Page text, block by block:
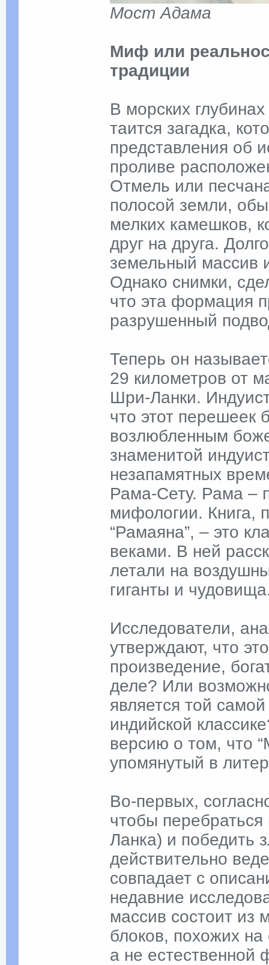
Мост Адама
Миф или
традиции
В морских
таится загадка,
представления об
проливе
Отмель или
полосой земли,
мелких камешков,
друг на друга.
земельный массив
Однако снимки,
что эта формация
разрушенный
Теперь он
29 километров от
Шри-Ланки.
что этот перешеек
возлюбленным
знаменитой
незапамятных
Рама-Сету. Рама –
мифологии. Книга,
“Рамаяна”, – это
веками. В ней
летали на
гиганты и
Исследователи,
утверждают, что
произведение,
деле? Или
является той
индийской
версию о том, что
упомянутый в
Во-первых,
чтобы
Ланка) и победить
действительно
совпадает с
недавние
массив состоит из
блоков, похожих на
а не естественной